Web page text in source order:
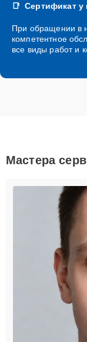
Сертификат у
При обращении в
компетентное
все виды работ и
Мастера